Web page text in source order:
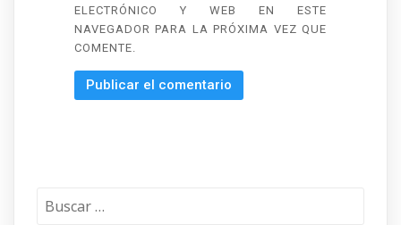
ELECTRÓNICO Y WEB EN ESTE
NAVEGADOR PARA LA PRÓXIMA VEZ QUE
COMENTE.